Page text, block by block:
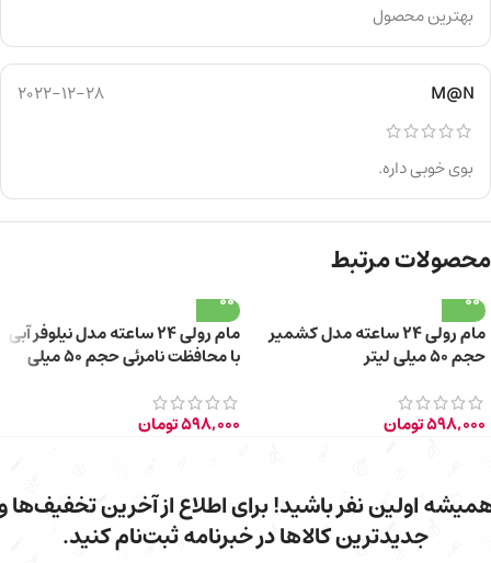
بهترین محصول
M@N
2022-12-28
بوی خوبی داره.
محصولات مرتبط
مام رولی 24 ساعته مدل کشمیر
حجم 50 میلی لیتر
598,000تومان
مام رولی 24 ساعته مدل نیلوفر آبی
با محافظت نامرئی حجم 50 میلی
598,000تومان
اولین نفر باشید! برای اطلاع از آخرین تخفیف‌ها
جدیدترین کالاها در خبرنامه ثبت‌نام کنید.